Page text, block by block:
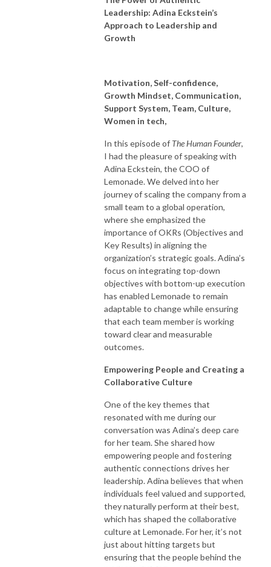
Leadership: Adina Eckstein’s
Approach to Leadership and
Growth
Motivation, Self-confidence,
Growth Mindset, Communication,
Support System, Team, Culture,
Women in tech,
In this episode of The Human Founder,
I had the pleasure of speaking with
Adina Eckstein, the COO of
Lemonade. We delved into her
journey of scaling the company from a
small team to a global operation,
where she emphasized the
importance of OKRs (Objectives and
Key Results) in aligning the
organization’s strategic goals. Adina’s
focus on integrating top-down
objectives with bottom-up execution
has enabled Lemonade to remain
adaptable to change while ensuring
that each team member is working
toward clear and measurable
outcomes.
Empowering People and Creating a
Collaborative Culture
One of the key themes that
resonated with me during our
conversation was Adina’s deep care
for her team. She shared how
empowering people and fostering
authentic connections drives her
leadership. Adina believes that when
individuals feel valued and supported,
they naturally perform at their best,
which has shaped the collaborative
culture at Lemonade. For her, it’s not
just about hitting targets but
ensuring that the people behind the